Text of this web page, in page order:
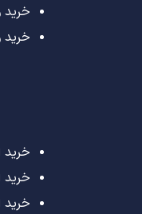
خرید
خرید
خرید
خرید
خرید